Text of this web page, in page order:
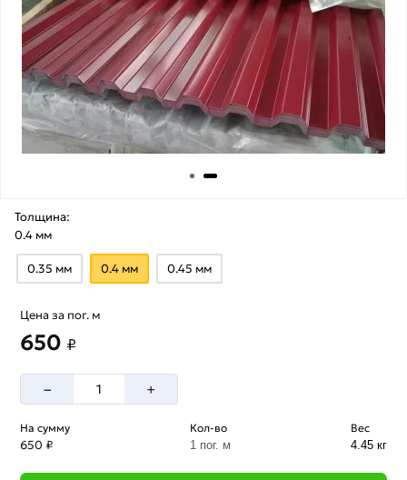
Толщина:
0.4 мм
0.35 мм 0.4 мм 0.45 мм
Цена за пог. м
650 ₽
– +
На сумму
650 ₽
Кол-во
1 пог. м
Вес
4.45 кг